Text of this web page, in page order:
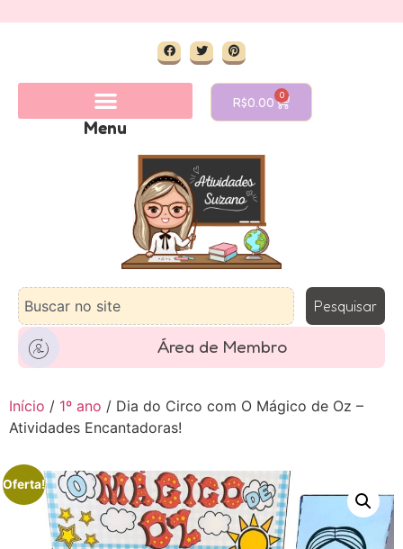
Menu
R$0.00 0
Pesquisar
Área de Membro
Início / 1º ano / Dia do Circo com O Mágico de Oz –
Atividades Encantadoras!
Oferta!